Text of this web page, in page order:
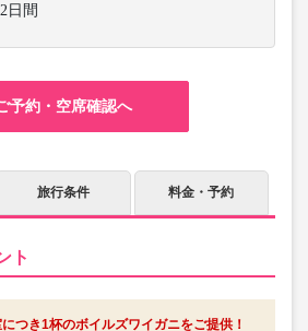
2日間
予約・空席確認へ
旅行条件 料金・予約
ト
つき1杯のボイルズワイガニをご提供！